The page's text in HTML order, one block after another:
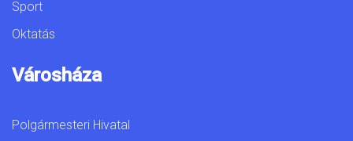
Sport
Oktatás
Városháza
Polgármesteri Hivatal